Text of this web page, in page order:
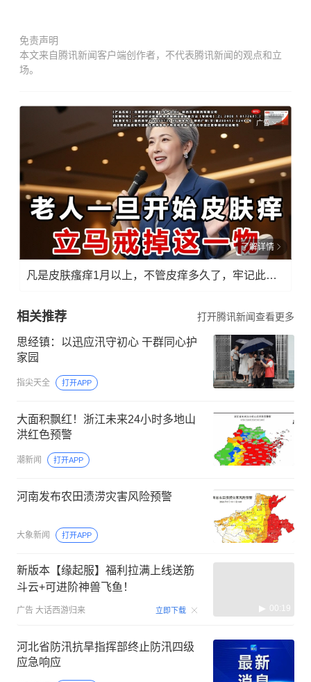
免责声明
本文来自腾讯新闻客户端创作者，不代表腾讯新闻的观点和立
场。
广告
了解详情
凡是皮肤瘙痒1月以上，不管皮痒多久了，牢记此法，快！准！狠！
相关推荐 打开腾讯新闻查看更多
思经镇：以迅应汛守初心 干群同心护
家园
指尖天全 打开APP
大面积飘红！浙江未来24小时多地山
洪红色预警
潮新闻 打开APP
河南发布农田渍涝灾害风险预警
大象新闻 打开APP
新版本【缘起服】福利拉满上线送筋
斗云+可进阶神兽飞鱼！
广告 大话西游归来 立即下载 00:19
河北省防汛抗旱指挥部终止防汛四级
应急响应